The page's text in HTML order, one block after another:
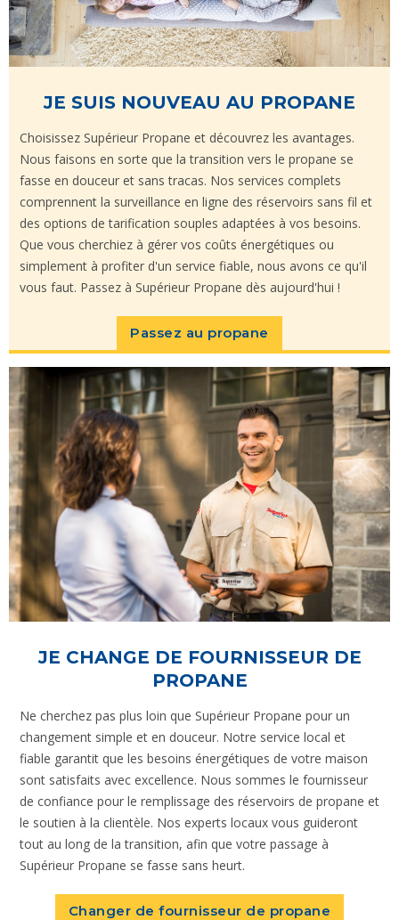
JE SUIS NOUVEAU AU PROPANE
Choisissez Supérieur Propane et découvrez les avantages.
Nous faisons en sorte que la transition vers le propane se
fasse en douceur et sans tracas. Nos services complets
comprennent la surveillance en ligne des réservoirs sans fil et
des options de tarification souples adaptées à vos besoins.
Que vous cherchiez à gérer vos coûts énergétiques ou
simplement à profiter d'un service fiable, nous avons ce qu'il
vous faut. Passez à Supérieur Propane dès aujourd'hui !
Passez au propane
JE CHANGE DE FOURNISSEUR DE
PROPANE
Ne cherchez pas plus loin que Supérieur Propane pour un
changement simple et en douceur. Notre service local et
fiable garantit que les besoins énergétiques de votre maison
sont satisfaits avec excellence. Nous sommes le fournisseur
de confiance pour le remplissage des réservoirs de propane et
le soutien à la clientèle. Nos experts locaux vous guideront
tout au long de la transition, afin que votre passage à
Supérieur Propane se fasse sans heurt.
Changer de fournisseur de propane